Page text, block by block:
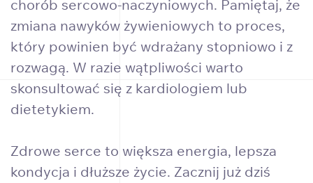
chorób sercowo-naczyniowych. Pamiętaj, że
zmiana nawyków żywieniowych to proces,
który powinien być wdrażany stopniowo i z
rozwagą. W razie wątpliwości warto
skonsultować się z kardiologiem lub
dietetykiem.
Zdrowe serce to większa energia, lepsza
kondycja i dłuższe życie. Zacznij już dziś